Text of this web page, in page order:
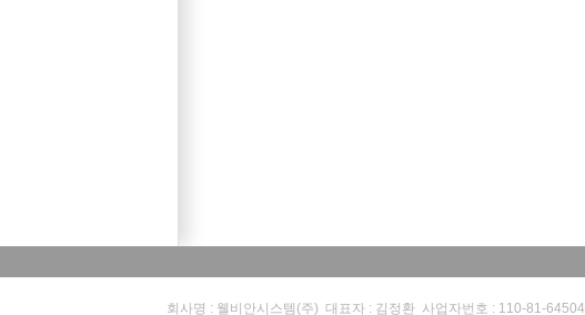
회사명 : 웰비안시스템(주) 대표자 : 김정환 사업자번호 : 110-81-64504